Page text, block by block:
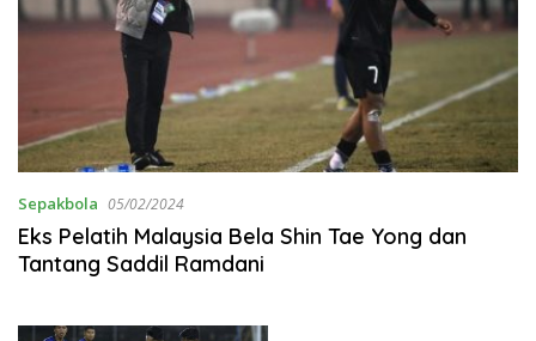
Sepakbola 05/02/2024
Eks Pelatih Malaysia Bela Shin Tae Yong dan
Tantang Saddil Ramdani